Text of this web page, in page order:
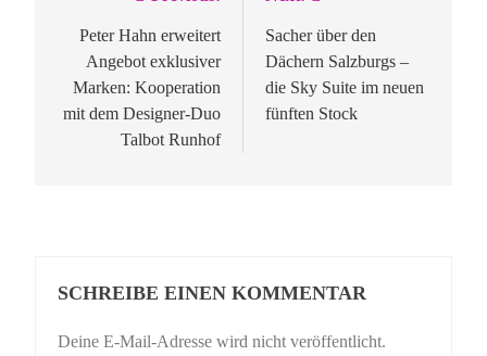
Peter Hahn erweitert
Angebot exklusiver
Marken: Kooperation
mit dem Designer-Duo
Talbot Runhof
Sacher über den
Dächern Salzburgs –
die Sky Suite im neuen
fünften Stock
SCHREIBE EINEN KOMMENTAR
Deine E-Mail-Adresse wird nicht veröffentlicht.